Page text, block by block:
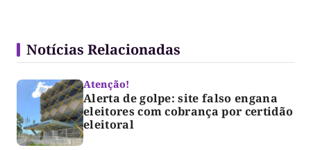
Notícias Relacionadas
Atenção!
Alerta de golpe: site falso engana
eleitores com cobrança por certidão
eleitoral